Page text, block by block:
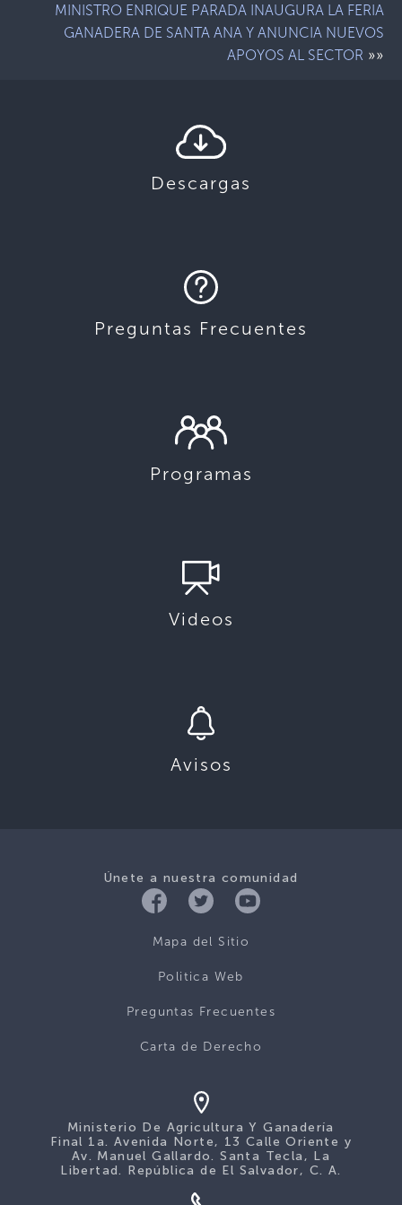
MINISTRO ENRIQUE PARADA INAUGURA LA FERIA
GANADERA DE SANTA ANA Y ANUNCIA NUEVOS
APOYOS AL SECTOR »»
Descargas
Preguntas Frecuentes
Programas
Videos
Avisos
Únete a nuestra comunidad
Mapa del Sitio
Politica Web
Preguntas Frecuentes
Carta de Derecho
Ministerio De Agricultura Y Ganadería
Final 1a. Avenida Norte, 13 Calle Oriente y
Av. Manuel Gallardo. Santa Tecla, La
Libertad. República de El Salvador, C. A.